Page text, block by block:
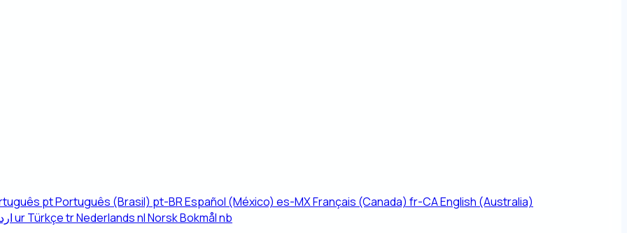
ptPortuguês (Brasil) pt-BREspañol (México) es-MXFrançais (Canada) fr-CAEnglish (Australia)
urTürkçetrNederlandsnlNorsk Bokmålnb